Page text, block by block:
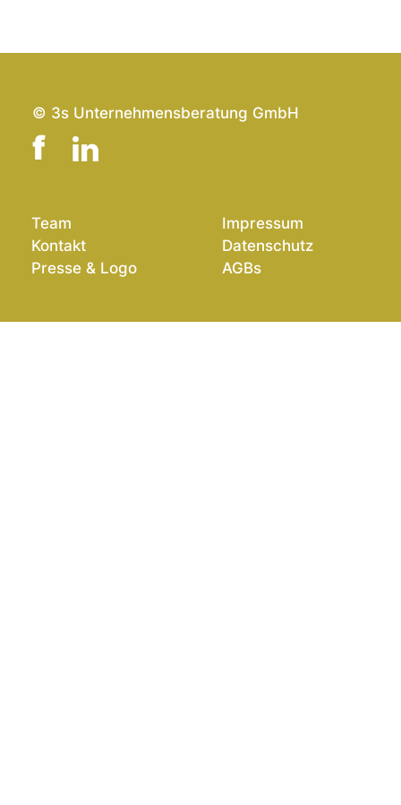
© 3s Unternehmensberatung GmbH
Team
Kontakt
Presse & Logo
Impressum
Datenschutz
AGBs